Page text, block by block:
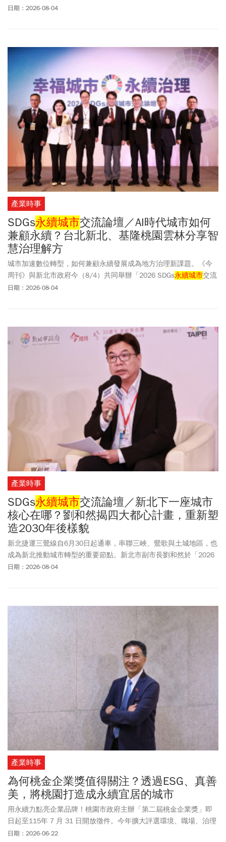
壇以「幸福城市．永續治理」為核心主題，邀集中央部會官員、地
日期：2026-08-04
產業時事
SDGs永續城市交流論壇／AI時代城市如何
兼顧永續？台北新北、基隆桃園雲林分享智
慧治理解方
城市加速數位轉型，如何兼顧永續發展成為地方治理新課題。《今
周刊》與新北市政府今（8/4）共同舉辦「2026 SDGs永續城市交流
論壇」，邀請台北、新北、基隆、桃園、雲林等縣市代表，分享智
日期：2026-08-04
產業時事
SDGs永續城市交流論壇／新北下一座城市
核心在哪？劉和然揭四大都心計畫，重新塑
造2030年後樣貌
新北捷運三鶯線自6月30日起通車，串聯三峽、鶯歌與土城地區，也
成為新北推動城市轉型的重要節點。新北市副市長劉和然於「2026
SDGs 永續城市交流論壇」表示，隨著捷運路網持續擴張，新北將從
日期：2026-08-04
產業時事
為何桃金企業獎值得關注？透過ESG、真善
美，將桃園打造成永續宜居的城市
用永續力點亮企業品牌！桃園市政府主辦「第二屆桃金企業獎」即
日起至115年 7 月 31 日開放徵件。今年擴大評選環境、職場、治理
等六大核心面向，獲獎企業享有跨局處獎勵與多元媒體專題報導，
日期：2026-06-22